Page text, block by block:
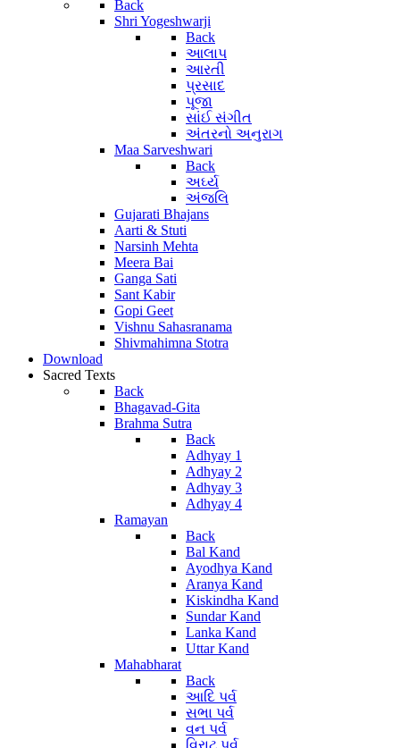
Back
Shri Yogeshwarji
Back
આલાપ
આરતી
પ્રસાદ
પૂજા
સાંઈ સંગીત
અંતરનો અનુરાગ
Maa Sarveshwari
Back
અર્ઘ્ય
અંજલિ
Gujarati Bhajans
Aarti & Stuti
Narsinh Mehta
Meera Bai
Ganga Sati
Sant Kabir
Gopi Geet
Vishnu Sahasranama
Shivmahimna Stotra
Download
Sacred Texts
Back
Bhagavad-Gita
Brahma Sutra
Back
Adhyay 1
Adhyay 2
Adhyay 3
Adhyay 4
Ramayan
Back
Bal Kand
Ayodhya Kand
Aranya Kand
Kiskindha Kand
Sundar Kand
Lanka Kand
Uttar Kand
Mahabharat
Back
આદિ પર્વ
સભા પર્વ
વન પર્વ
વિરાટ પર્વ